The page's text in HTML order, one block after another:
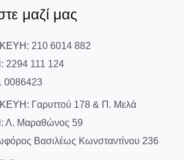
μαζί μας
210 6014 882
2294 111 124
0086423
Γαρυττού 178 & Π. Μελά
Λ. Μαραθώνος 59
Βασιλέως Κωνσταντίνου 236